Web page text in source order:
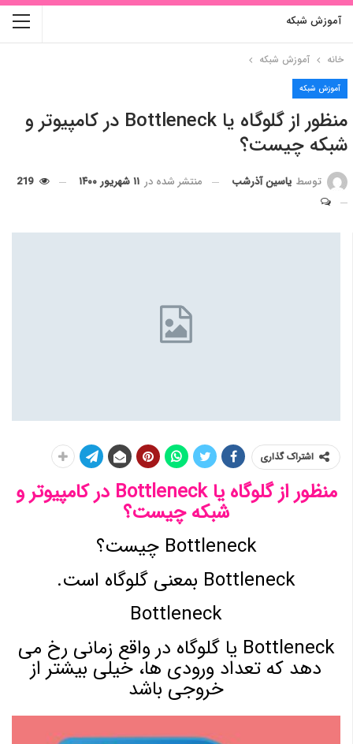
آموزش شبکه
خانه آموزش شبکه
آموزش شبکه
منظور از گلوگاه یا Bottleneck در کامپیوتر و
شبکه چیست؟
توسط یاسین آذرشب منتشر شده در ۱۱ شهریور ۱۴۰۰ 219
اشتراک گذاری
منظور از گلوگاه یا Bottleneck در کامپیوتر و
شبکه چیست؟
Bottleneck چیست؟
Bottleneck بمعنی گلوگاه است.
Bottleneck
Bottleneck یا گلوگاه در واقع زمانی رخ می
دهد که تعداد ورودی ها، خیلی بیشتر از
خروجی باشد